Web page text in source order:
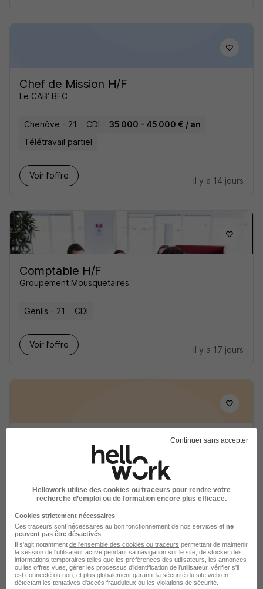
Chef de Mission H/F
Le CAB’ BFC
Chenôve - 21 CDI
35 000 - 45 000 € / an
Télétravail partiel
Voir l’offre
il y a 14 jours
Comptable H/F
Groupement Mousquetaires
Genlis - 21 CDI
Voir l’offre
il y a 17 jours
Collaborateur Comptable H/F
30 000 - 40 000 € / an
Télétravail occasionnel
Voir l’offre
Continuer sans accepter
Hellowork utilise des cookies ou traceurs pour rendre votre
recherche d’emploi ou de formation encore plus efficace.
Cookies strictement nécessaires
Ces traceurs sont nécessaires au bon fonctionnement de nos services et ne
peuvent pas être désactivés
Il s'agit notamment de l'ensemble des cookies ou traceurs permettant de maintenir
la session de l'utilisateur active pendant sa navigation sur le site, de stocker des
informations temporaires telles que les préférences des utilisateurs, les annonces
ou les offres vues, gérer les processus d'identification de l'utilisateur, vérifier s'il
est connecté ou non, et plus globalement garantir la sécurité du site web en
détectant les tentatives d'accès frauduleux ou les violations de sécurité.